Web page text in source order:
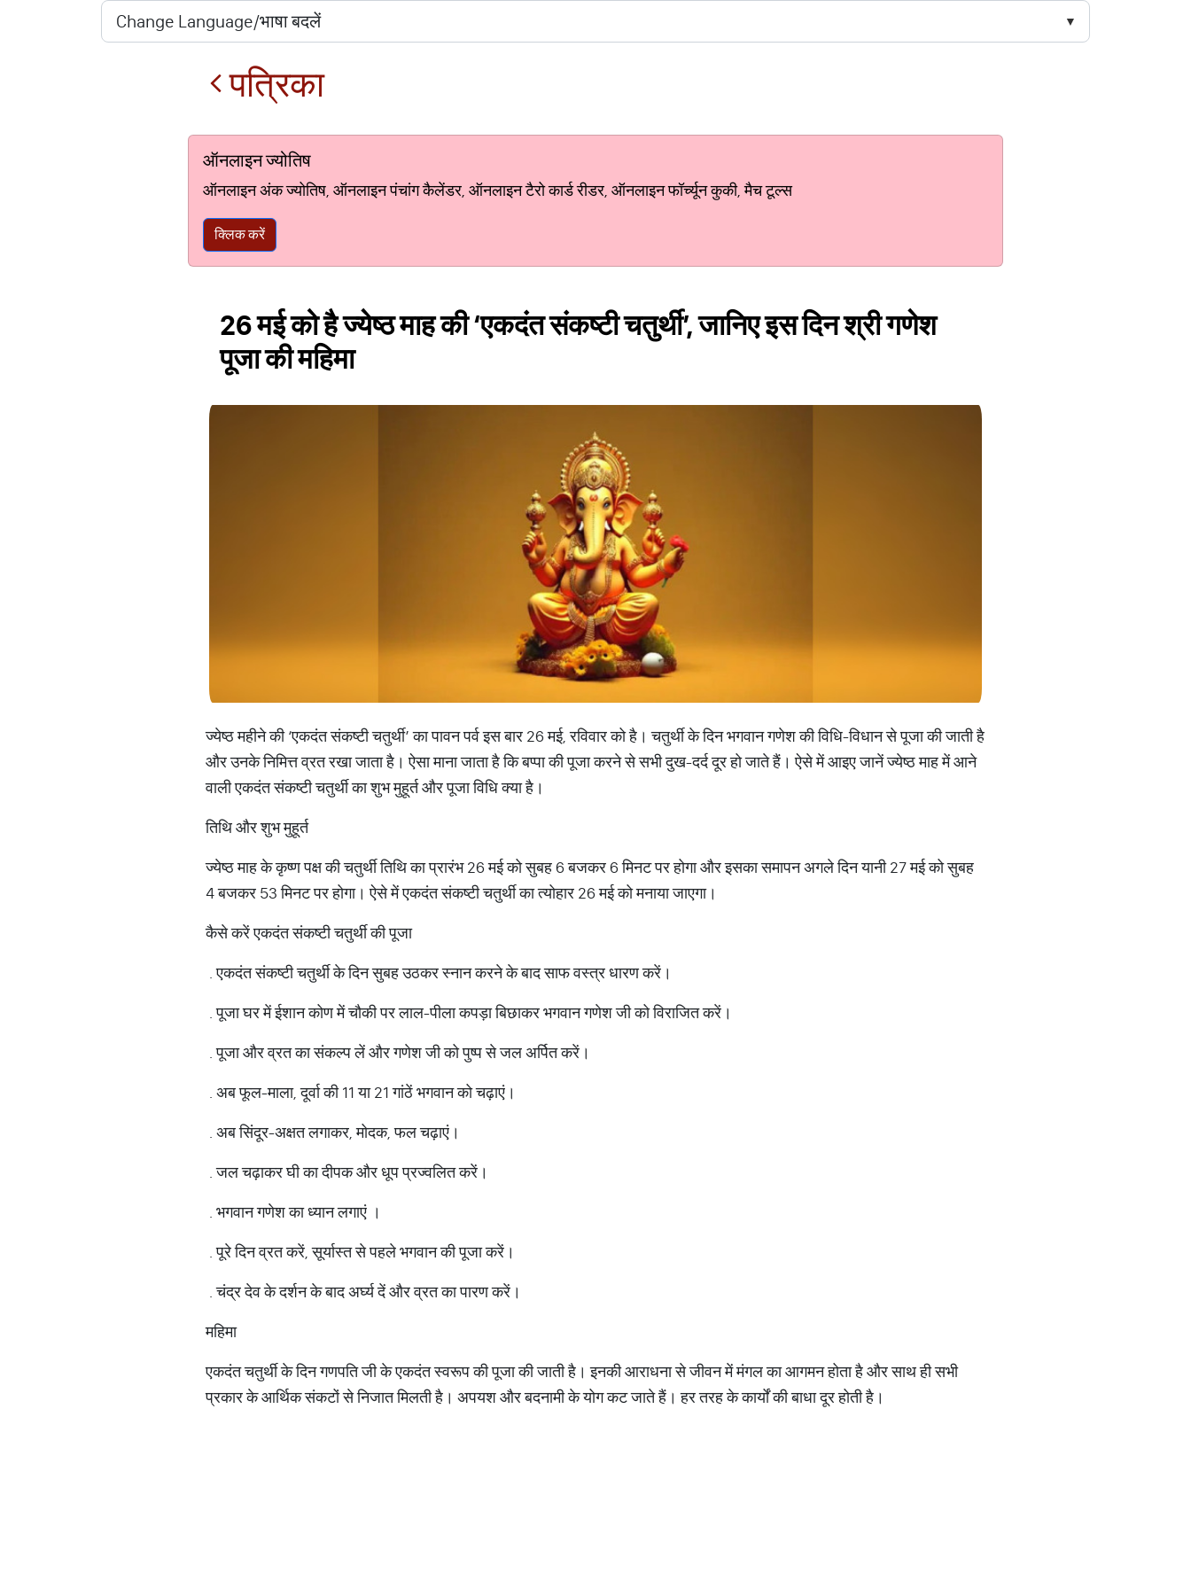
पत्रिका
ऑनलाइन ज्योतिष
ऑनलाइन अंक ज्योतिष, ऑनलाइन पंचांग कैलेंडर, ऑनलाइन टैरो कार्ड रीडर, ऑनलाइन फॉर्च्यून कुकी, मैच टूल्स
क्लिक करें
26 मई को है ज्येष्ठ माह की ‘एकदंत संकष्टी चतुर्थी’, जानिए इस दिन श्री गणेश
पूजा की महिमा
ज्येष्ठ महीने की ‘एकदंत संकष्टी चतुर्थी’ का पावन पर्व इस बार 26 मई, रविवार को है। चतुर्थी के दिन भगवान गणेश की विधि-विधान से पूजा की जाती है
और उनके निमित्त व्रत रखा जाता है। ऐसा माना जाता है कि बप्पा की पूजा करने से सभी दुख-दर्द दूर हो जाते हैं। ऐसे में आइए जानें ज्येष्ठ माह में आने
वाली एकदंत संकष्टी चतुर्थी का शुभ मुहूर्त और पूजा विधि क्या है।
तिथि और शुभ मुहूर्त
ज्येष्ठ माह के कृष्ण पक्ष की चतुर्थी तिथि का प्रारंभ 26 मई को सुबह 6 बजकर 6 मिनट पर होगा और इसका समापन अगले दिन यानी 27 मई को सुबह
4 बजकर 53 मिनट पर होगा। ऐसे में एकदंत संकष्टी चतुर्थी का त्योहार 26 मई को मनाया जाएगा।
कैसे करें एकदंत संकष्टी चतुर्थी की पूजा
. एकदंत संकष्टी चतुर्थी के दिन सुबह उठकर स्नान करने के बाद साफ वस्त्र धारण करें।
. पूजा घर में ईशान कोण में चौकी पर लाल-पीला कपड़ा बिछाकर भगवान गणेश जी को विराजित करें।
. पूजा और व्रत का संकल्प लें और गणेश जी को पुष्प से जल अर्पित करें।
. अब फूल-माला, दूर्वा की 11 या 21 गांठें भगवान को चढ़ाएं।
. अब सिंदूर-अक्षत लगाकर, मोदक, फल चढ़ाएं।
. जल चढ़ाकर घी का दीपक और धूप प्रज्वलित करें।
. भगवान गणेश का ध्यान लगाएं ।
. पूरे दिन व्रत करें, सूर्यास्त से पहले भगवान की पूजा करें।
. चंद्र देव के दर्शन के बाद अर्घ्य दें और व्रत का पारण करें।
महिमा
एकदंत चतुर्थी के दिन गणपति जी के एकदंत स्वरूप की पूजा की जाती है। इनकी आराधना से जीवन में मंगल का आगमन होता है और साथ ही सभी
प्रकार के आर्थिक संकटों से निजात मिलती है। अपयश और बदनामी के योग कट जाते हैं। हर तरह के कार्यों की बाधा दूर होती है।